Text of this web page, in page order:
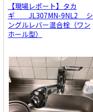
【現場レポート】タカ
ギ JL307MN-9NL2 シ
ングルレバー混合栓（ワン
ホール型）